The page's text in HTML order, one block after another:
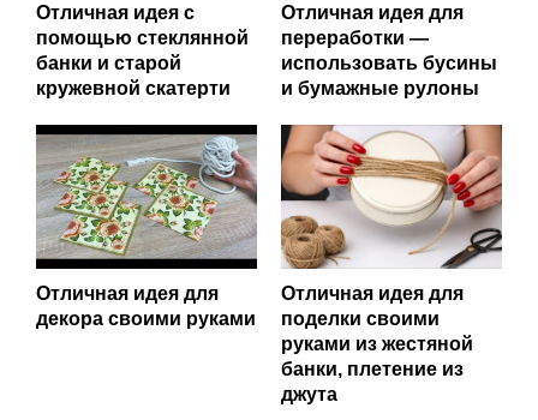
Отличная идея с
помощью стеклянной
банки и старой
кружевной скатерти
Отличная идея для
переработки —
использовать бусины
и бумажные рулоны
Отличная идея для
декора своими руками
Отличная идея для
поделки своими
руками из жестяной
банки, плетение из
джута